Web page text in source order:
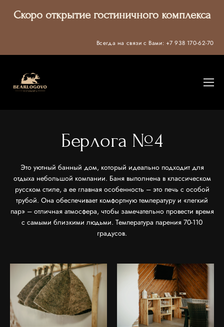
Скоро открытие гостиничного комплекса
Всегда на связи с Вами: +7 938 170-62-70
Берлога №4
Это уютный банный дом, который идеально подходит для
отдыха небольшой компании. Баня выполнена в классическом
русском стиле, а ее главная особенность – это печь с особой
трубой. Она обеспечивает комфортную температуру и «легкий
пар» – отличная атмосфера, чтобы замечательно провести время
с самыми близкими людьми. Температура парения 70-110
градусов.